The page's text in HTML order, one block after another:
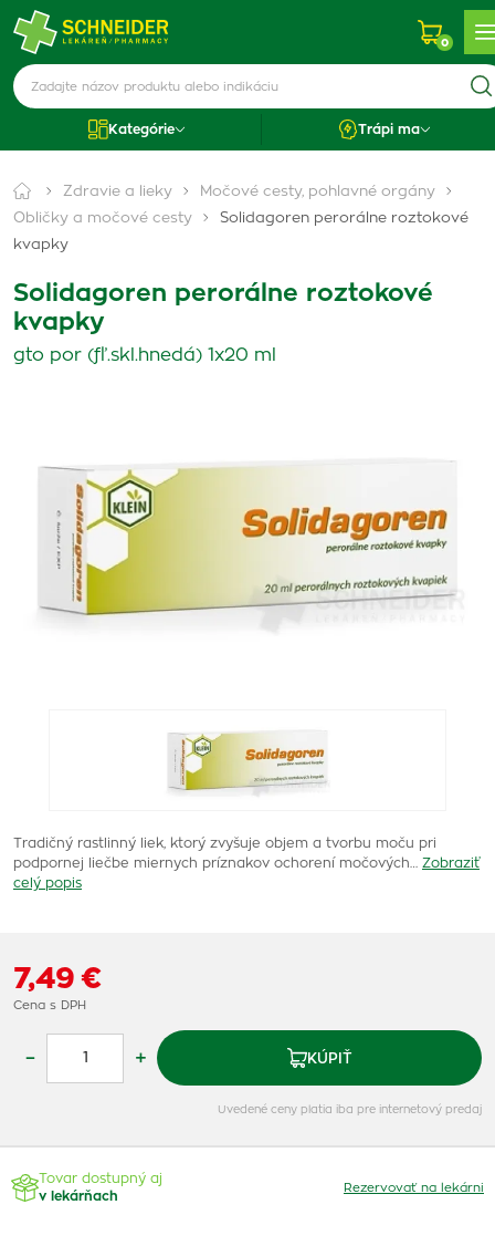
0
Kategórie Trápi ma
Zdravie a lieky
Močové cesty, pohlavné orgány
Obličky a močové cesty
Solidagoren perorálne roztokové
kvapky
Solidagoren perorálne roztokové
kvapky
gto por (fľ.skl.hnedá) 1x20 ml
Tradičný rastlinný liek, ktorý zvyšuje objem a tvorbu moču pri
podpornej liečbe miernych príznakov ochorení močových…
Zobraziť
celý popis
7,49 €
Cena s DPH
– + KÚPIŤ
Uvedené ceny platia iba pre internetový predaj
Tovar dostupný aj
v lekárňach
Rezervovať na lekárni